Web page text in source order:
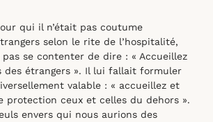
qui il n’était pas coutume
selon le rite de l’hospitalité,
se contenter de dire : « Accueillez
des étrangers ». Il lui fallait formuler
valable : « accueillez et
protection ceux et celles du dehors ».
envers qui nous aurions des